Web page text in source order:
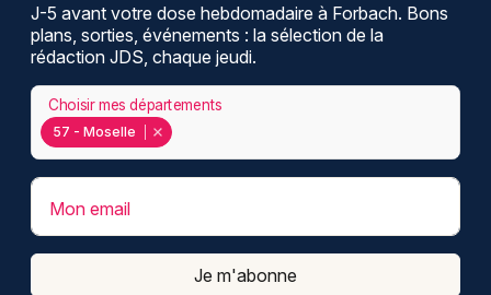
J-5 avant votre dose hebdomadaire à Forbach. Bons
plans, sorties, événements : la sélection de la
rédaction JDS, chaque jeudi.
57 - Moselle
Choisir mes départements
Mon email
Je m'abonne